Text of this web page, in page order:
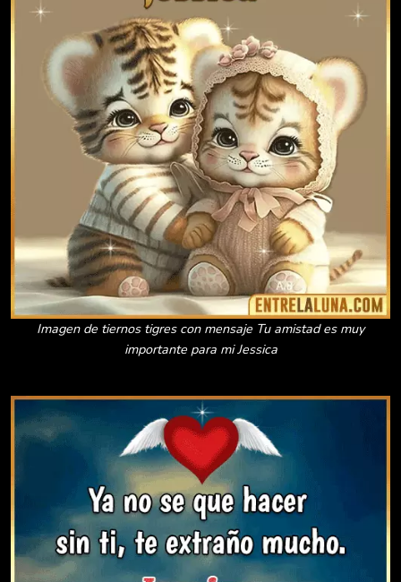
Imagen de tiernos tigres con mensaje Tu amistad es muy
importante para mi Jessica